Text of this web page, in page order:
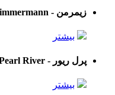
زیمرمن - Zimmermann
بیشتر
پرل ریور - Pearl River
بیشتر